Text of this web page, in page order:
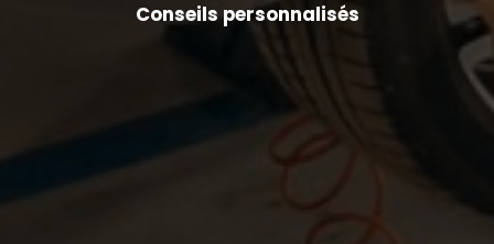
Conseils personnalisés